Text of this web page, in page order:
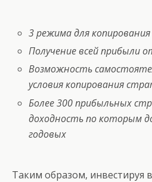
3 режима для
Получение всей прибыли
Возможность
условия копирования
Более 300 прибыльных
доходность по которым
годовых
Таким образом, инвестируя в